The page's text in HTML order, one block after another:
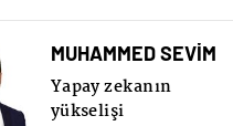
MUHAMMED SEVİM
Yapay zekanın
yükselişi